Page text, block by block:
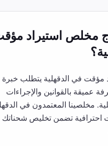
مخلص استيراد
؟
مؤقت في الدقهلية يتطلب خبرة
عميقة بالقوانين والإجراءات
مخلصينا المعتمدون في
احترافية تضمن تخليص شحناتك